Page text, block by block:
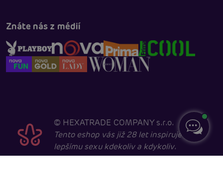
Znáte nás z médií
© HEXATRADE COMPANY s.r.o.
Tento eshop vás již 28 let inspiruje k
lepšímu sexu kdekoliv a kdykoliv.